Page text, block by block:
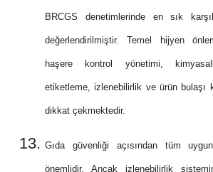
BRCGS denetimlerinde en sık
değerlendirilmiştir. Temel hijyen
haşere kontrol yönetimi,
etiketleme, izlenebilirlik ve ürün bulaşı
dikkat çekmektedir.
Gıda güvenliği açısından tüm
önemlidir. Ancak izlenebilirlik